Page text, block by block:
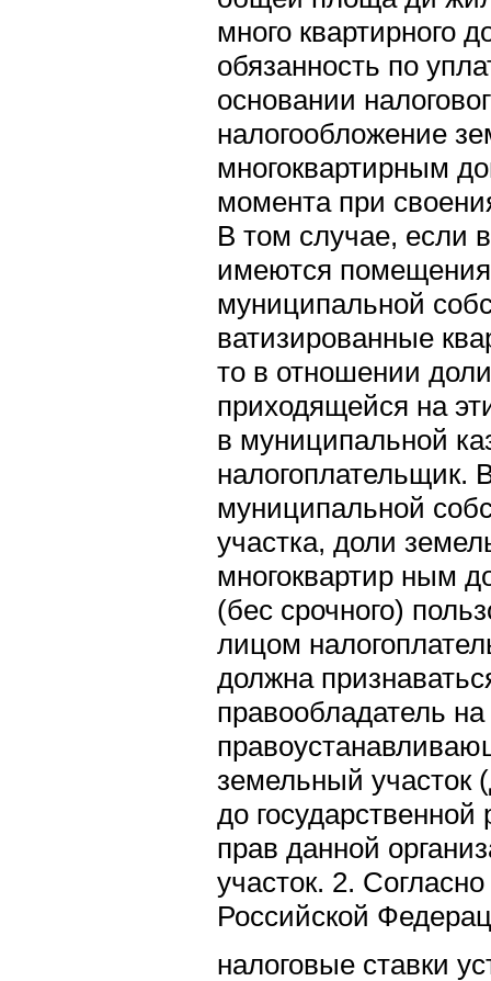
много квартирного
обязанность по
основании
налогообложение
многоквартирным
момента при
В том случае, если
имеются
муниципальной
ватизированные
то в отношении
приходящейся на
в муниципальной
налогоплательщик.
муниципальной
участка, доли
многоквартир ным
(бес срочного)
лицом
должна
правообладатель
земельный участок
до
прав данной
участок. 2.
Российской
налоговые ставки